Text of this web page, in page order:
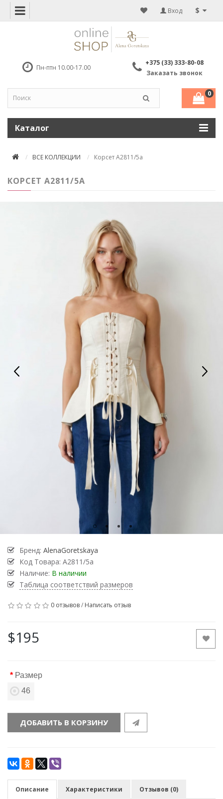
$
Вход
Пн-птн 10.00-17.00
+375 (33) 333-80-08
Заказать звонок
0
Каталог
ВСЕ КОЛЛЕКЦИИ Корсет А2811/5а
КОРСЕТ А2811/5А
Бренд: AlenaGoretskaya
Код Товара: А2811/5а
Наличие: В наличии
Таблица соответствий размеров
0 отзывов/ Написать отзыв
$195
Размер
46
ДОБАВИТЬ В КОРЗИНУ
Описание Характеристики Отзывов (0)